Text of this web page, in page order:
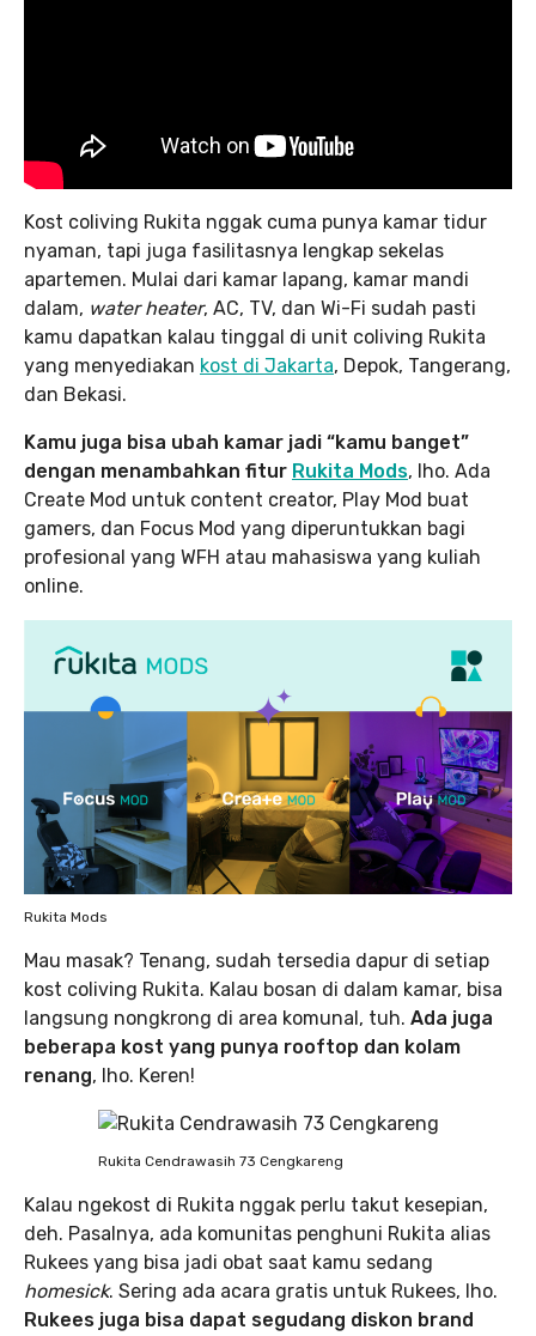
Kost coliving Rukita nggak cuma punya kamar tidur
nyaman, tapi juga fasilitasnya lengkap sekelas
apartemen. Mulai dari kamar lapang, kamar mandi
dalam, water heater, AC, TV, dan Wi-Fi sudah pasti
kamu dapatkan kalau tinggal di unit coliving Rukita
yang menyediakan kost di Jakarta, Depok, Tangerang,
dan Bekasi.
Kamu juga bisa ubah kamar jadi “kamu banget”
dengan menambahkan fitur Rukita Mods, lho. Ada
Create Mod untuk content creator, Play Mod buat
gamers, dan Focus Mod yang diperuntukkan bagi
profesional yang WFH atau mahasiswa yang kuliah
online.
Rukita Mods
Mau masak? Tenang, sudah tersedia dapur di setiap
kost coliving Rukita. Kalau bosan di dalam kamar, bisa
langsung nongkrong di area komunal, tuh. Ada juga
beberapa kost yang punya rooftop dan kolam
renang, lho. Keren!
Rukita Cendrawasih 73 Cengkareng
Kalau ngekost di Rukita nggak perlu takut kesepian,
deh. Pasalnya, ada komunitas penghuni Rukita alias
Rukees yang bisa jadi obat saat kamu sedang
homesick. Sering ada acara gratis untuk Rukees, lho.
Rukees juga bisa dapat segudang diskon brand